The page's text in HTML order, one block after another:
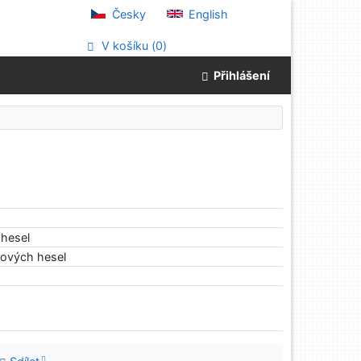
Česky English
V košíku (0)
Přihlášení
hesel